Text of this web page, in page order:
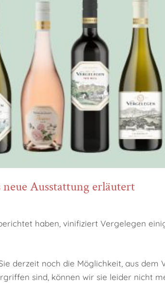
close
neue Ausstattung erläutert
haben, vinifiziert Vergelegen
derzeit noch die Möglichkeit, aus dem
sind, können wir sie leider nicht